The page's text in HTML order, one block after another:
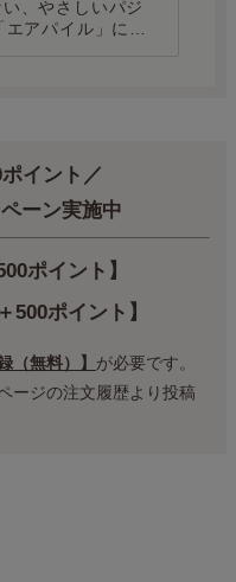
、やさしいパジ
アパイル」に込
イント／
ーン実施中
ポイント】
500ポイント】
（無料）】 が必要です。
ページの注文履歴より投稿